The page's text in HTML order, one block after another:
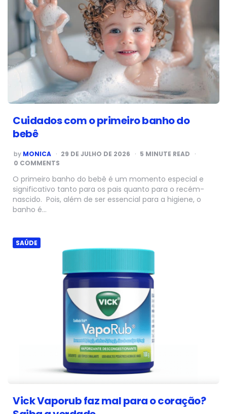
Cuidados com o primeiro banho do
bebê
POSTED
BY
by MONICA 29 DE JULHO DE 2026 5 MINUTE READ
0 COMMENTS
O primeiro banho do bebê é um momento especial e
significativo tanto para os pais quanto para o recém-
nascido. Pois, além de ser essencial para a higiene, o
banho é…
SAÚDE
Vick Vaporub faz mal para o coração?